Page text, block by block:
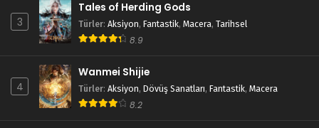
3
Tales of Herding Gods
Türler: Aksiyon, Fantastik, Macera, Tarihsel
8.9
4
Wanmei Shijie
Türler: Aksiyon, Dövüş Sanatları, Fantastik, Macera
8.2